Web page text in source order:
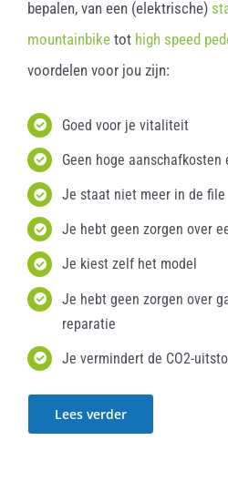
bepalen, van een (elektrische)
mountainbiketot high speed
voordelen voor jou zijn:
Goed voor je vitaliteit
Geen hoge
Je staat niet meer in de file
Je hebt geen zorgen over
Je kiest zelf het model
Je hebt geen zorgen over
reparatie
Je vermindert de CO2-
Lees verder